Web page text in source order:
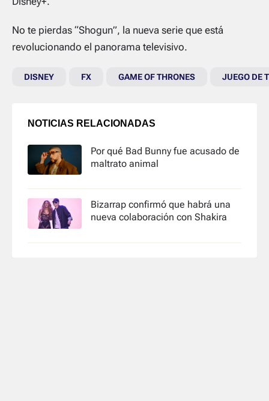
No te pierdas “Shogun”, la nueva serie que está
revolucionando el panorama televisivo.
DISNEY FX GAME OF THRONES JUEGO DE
NOTICIAS RELACIONADAS
Por qué Bad Bunny fue acusado de
maltrato animal
Bizarrap confirmó que habrá una
nueva colaboración con Shakira